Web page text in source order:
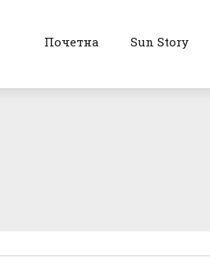
Почетна Sun Story